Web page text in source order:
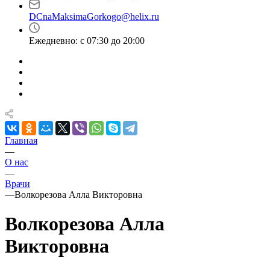
DCnaMaksimaGorkogo@helix.ru
Ежедневно: с 07:30 до 20:00
Главная
—
О нас
—
Врачи
—Волкорезова Алла Викторовна
Волкорезова Алла
Викторовна